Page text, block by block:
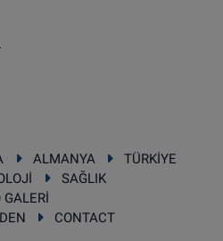
ALMANYA
TÜRKİYE
SAĞLIK
GALERİ
CONTACT